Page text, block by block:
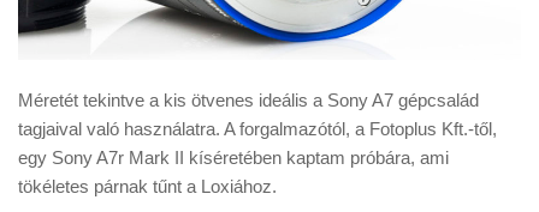
Méretét tekintve a kis ötvenes ideális a Sony A7 gépcsalád
tagjaival való használatra. A forgalmazótól, a Fotoplus Kft.-től,
egy Sony A7r Mark II kíséretében kaptam próbára, ami
tökéletes párnak tűnt a Loxiához.